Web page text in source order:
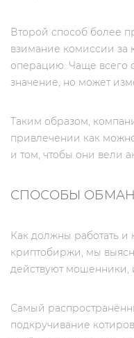
Второй способ более
взимание комиссии
операцию. Чаще всего
значение, но может
Таким образом,
привлечении как
и том, чтобы они вели
СПОСОБЫ
Как должны работать и
криптобиржи, мы
действуют мошенники,
Самый
подкручивание